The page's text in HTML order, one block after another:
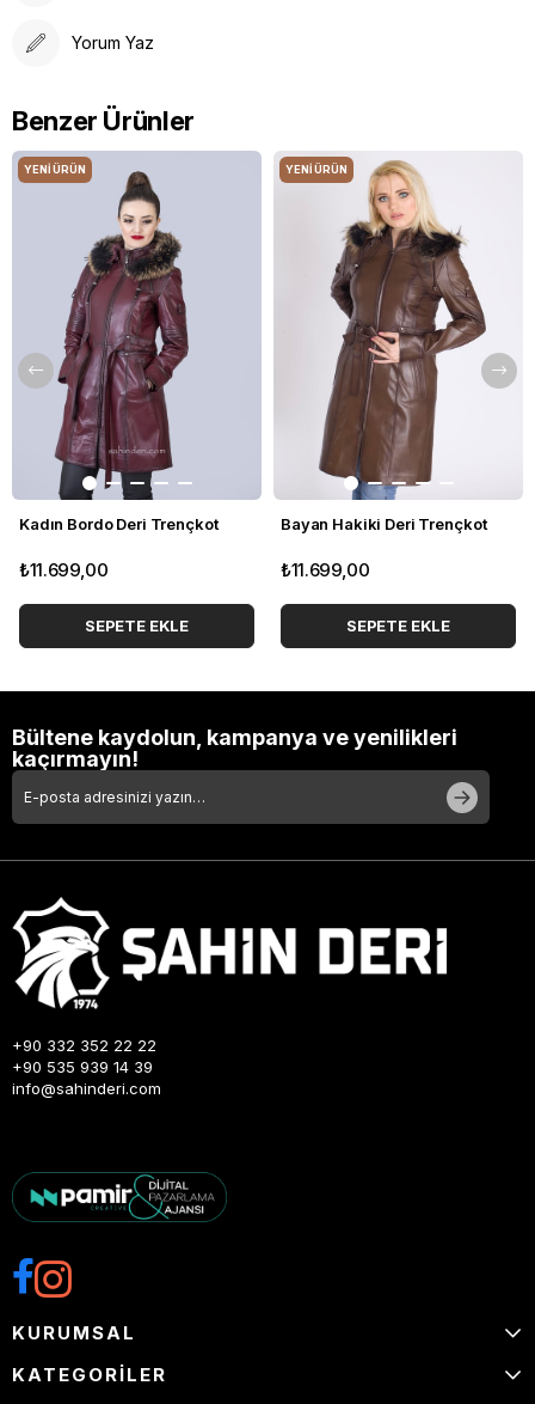
Yorum Yaz
Benzer Ürünler
Kadın Bordo Deri Trençkot
₺11.699,00
SEPETE EKLE
YENI ÜRÜN
Bayan Hakiki Deri Trençkot
₺11.699,00
SEPETE EKLE
YENI ÜRÜN
Bültene kaydolun, kampanya ve yenilikleri
kaçırmayın!
+90 332 352 22 22
+90 535 939 14 39
info@sahinderi.com
KURUMSAL
KATEGORİLER